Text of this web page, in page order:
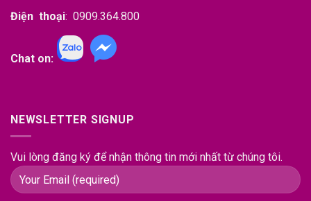
Điện thoại: 0909.364.800
Chat on:
NEWSLETTER SIGNUP
Vui lòng đăng ký để nhận thông tin mới nhất từ chúng tôi.